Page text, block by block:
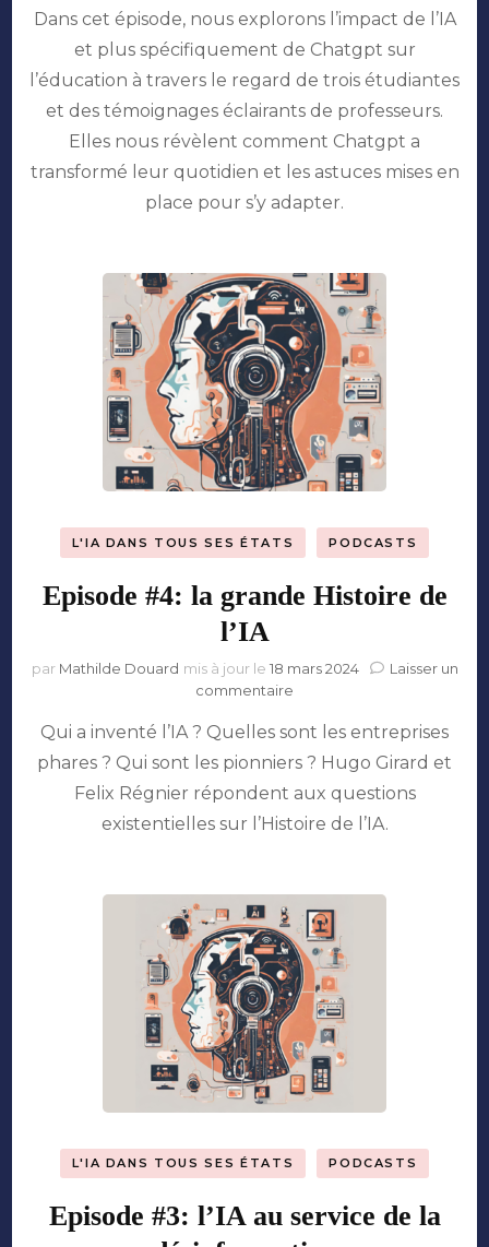
#5:
ChatGPT
les
salles
classe
:
menace
ou
Dans cet épisode, nous explorons l’impact de l’IA
et plus spécifiquement de Chatgpt sur
l’éducation à travers le regard de trois étudiantes
et des témoignages éclairants de professeurs.
Elles nous révèlent comment Chatgpt a
transformé leur quotidien et les astuces mises en
place pour s’y adapter.
L'IA DANS TOUS SES ÉTATS PODCASTS
Episode #4: la grande Histoire de
l’IA
par Mathilde Douard mis à jour le 18 mars 2024
Laisser un
commentaire
#4:
la
Histoire
de
Qui a inventé l’IA ? Quelles sont les entreprises
phares ? Qui sont les pionniers ? Hugo Girard et
Felix Régnier répondent aux questions
existentielles sur l’Histoire de l’IA.
L'IA DANS TOUS SES ÉTATS PODCASTS
Episode #3: l’IA au service de la